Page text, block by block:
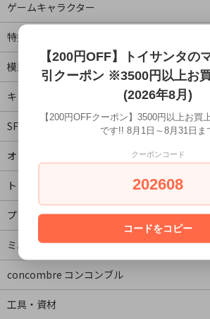
ゲームキャラクター
特撮・ヒーロー
模型・ミニチュア
キャラクター
SF・映画・アメコミ
オリジナル
トミカコーナー
プラレールコーナー
ミニチュア&ドールハウス
concombre コンコンブル
工具・資材
【200円OFF】トイサンタの
引クーポン ※3500円以上お
(2026年8月)
【200円OFFクーポン】3500円以上お買
です!! 8月1日～8月31日ま
クーポンコード
202608
コードをコピー